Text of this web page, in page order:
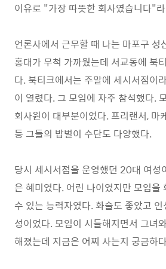
이유로 "가장 따뜻한 회사였습니다"
언론사에서 근무할 때 나는 마포구 성
홍대가 무척 가까웠는데 서교동에 북
다. 북티크에서는 주말에 세시서점이
이 열렸다. 그 모임에 자주 참석했다.
회사원이 대부분이었다. 프리랜서, 마
등 그들의 밥벌이 수단도 다양했다.
당시 세시서점을 운영했던 20대 여성
은 혜미였다. 어린 나이였지만 모임을
수 있는 능력자였다. 화술도 좋았고
성이었다. 모임이 시들해지면서 그녀
해졌는데 지금은 어찌 사는지 궁금하